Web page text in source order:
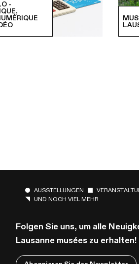
-
AUSSTELLUNGEN
UND NOCH VIEL MEHR
Folgen Sie uns, um alle
Lausanne musées zu erhalten!